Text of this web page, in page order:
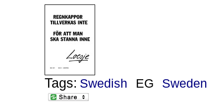
Tags: Swedish EG Sweden